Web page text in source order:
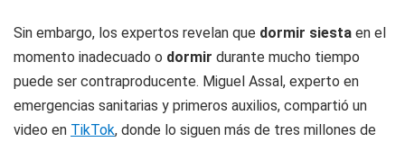
Sin embargo, los expertos revelan que dormir siesta en el
momento inadecuado o dormir durante mucho tiempo
puede ser contraproducente. Miguel Assal, experto en
emergencias sanitarias y primeros auxilios, compartió un
video en TikTok, donde lo siguen más de tres millones de